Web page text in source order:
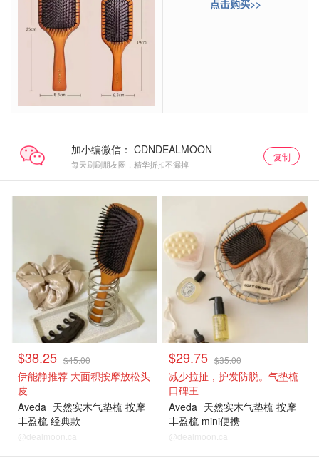
点击购买>>
加小编微信：
每天刷刷朋友圈，精华折扣不漏掉
复制
$38.25 $45.00
伊能静推荐 大面积按摩放松头
皮
Aveda 天然实木气垫梳 按摩
丰盈梳 经典款
@dealmoon.ca
$29.75 $35.00
减少拉扯，护发防脱。气垫梳
口碑王
Aveda 天然实木气垫梳 按摩
丰盈梳 mini便携
@dealmoon.ca